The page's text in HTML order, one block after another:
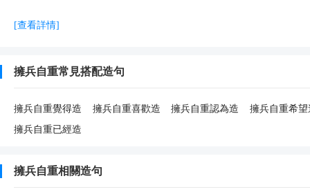
[查看詳情]
擁兵自重常見搭配造句
擁兵自重覺得造
句
擁兵自重喜歡造
擁兵自重認為造
擁兵自重希望
擁兵自重已經造
擁兵自重相關造句